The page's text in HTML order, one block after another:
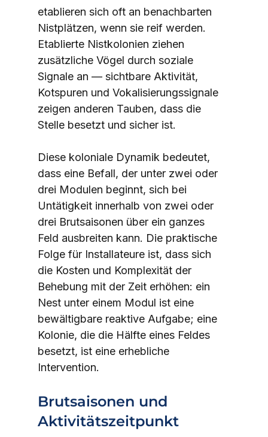
etablieren sich oft an benachbarten
Nistplätzen, wenn sie reif werden.
Etablierte Nistkolonien ziehen
zusätzliche Vögel durch soziale
Signale an — sichtbare Aktivität,
Kotspuren und Vokalisierungssignale
zeigen anderen Tauben, dass die
Stelle besetzt und sicher ist.
Diese koloniale Dynamik bedeutet,
dass eine Befall, der unter zwei oder
drei Modulen beginnt, sich bei
Untätigkeit innerhalb von zwei oder
drei Brutsaisonen über ein ganzes
Feld ausbreiten kann. Die praktische
Folge für Installateure ist, dass sich
die Kosten und Komplexität der
Behebung mit der Zeit erhöhen: ein
Nest unter einem Modul ist eine
bewältigbare reaktive Aufgabe; eine
Kolonie, die die Hälfte eines Feldes
besetzt, ist eine erhebliche
Intervention.
Brutsaisonen und
Aktivitätszeitpunkt